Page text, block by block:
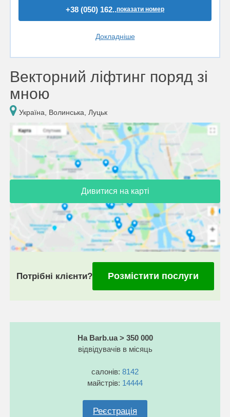
+38 (050) 162..показати номер
Докладніше
Векторний ліфтинг поряд зі
мною
Україна, Волинська, Луцьк
Дивитися на карті
Потрібні клієнти? Розмістити послуги
На Barb.ua > 350 000
відвідувачів в місяць
салонів: 8142
майстрів: 14444
Реєстрація